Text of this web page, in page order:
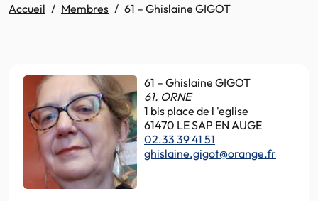
Accueil Membres 61 – Ghislaine GIGOT
61 – Ghislaine GIGOT
61. ORNE
1 bis place de l 'eglise
61470 LE SAP EN AUGE
02.33 39 41 51
ghislaine.gigot@orange.fr